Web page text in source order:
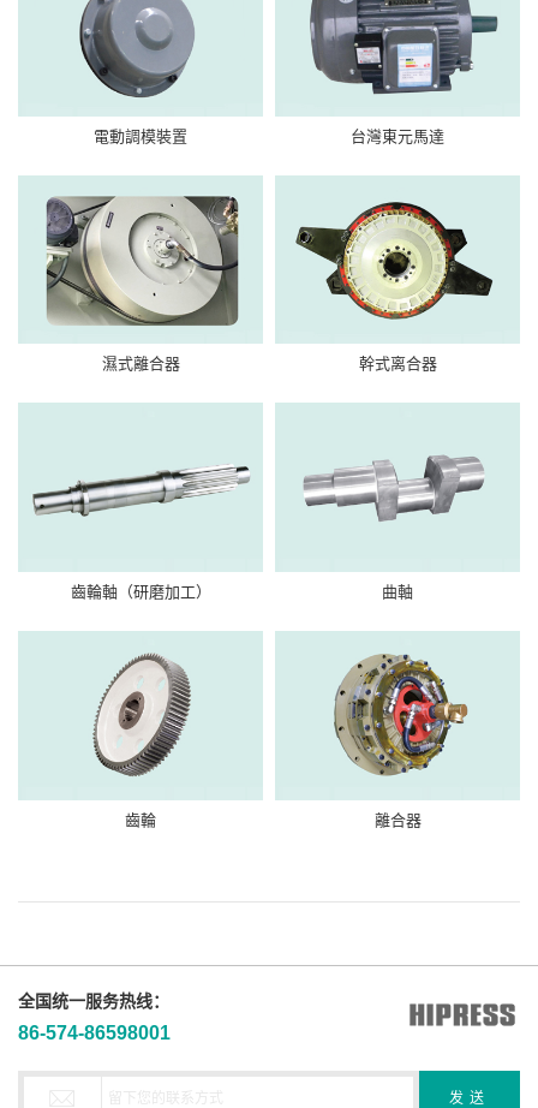
電動調模裝置 台灣東元馬達
濕式離合器 幹式离合器
齒輪軸（研磨加工） 曲軸
齒輪 離合器
全国统一服务热线：
86-574-86598001